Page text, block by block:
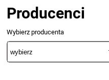
Producenci
Wybierz producenta